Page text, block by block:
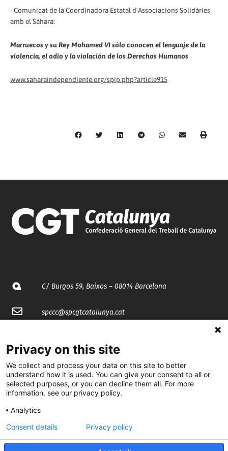
- Comunicat de la Coordinadora Estatal d'Associacions Solidàries
amb el Sàhara:
Marruecos y su Rey Mohamed VI sólo conocen el lenguaje de la
violencia, el odio y la violación de los Derechos Humanos
www.saharaindependiente.org/spip.php?article915
C/ Burgos 59, Baixos – 08014 Barcelona
spccc@spcgtcatalunya.cat
@CGTCatalunya
cgtcatalunya
CGTCatalunya
cgtcatalunya
Privacy on this site
We collect and process your data on this site to better
understand how it is used. You can give your consent to all or
selected purposes, or you can decline them all. For more
information, see our privacy policy.
Analytics
Consent details Privacy policy